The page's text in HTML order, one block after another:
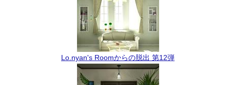
Lo.nyan's Roomからの脱出 第12弾